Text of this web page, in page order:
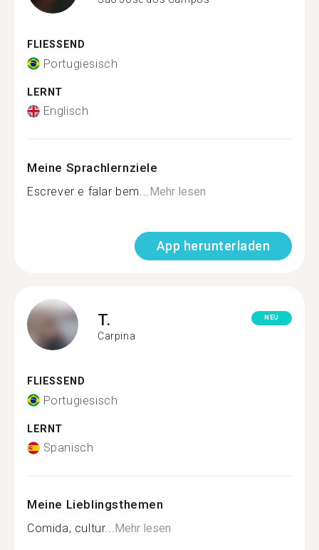
FLIESSEND
Portugiesisch
LERNT
Englisch
Meine Sprachlernziele
Escrever e falar bem...Mehr lesen
App herunterladen
T.
Carpina
NEU
FLIESSEND
Portugiesisch
LERNT
Spanisch
Meine Lieblingsthemen
Comida, cultur...Mehr lesen